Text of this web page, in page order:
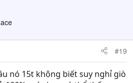
#19
nó 15t không biết suy nghỉ giò